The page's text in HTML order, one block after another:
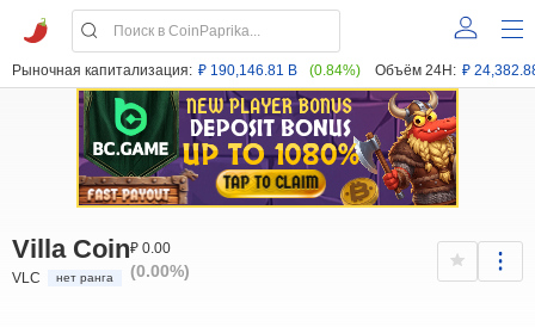
Рыночная капитализация: ₽ 190,146.81 B (0.84%) Объём 24H: ₽
Villa Coin
VLC нет ранга
₽ 0.00
(0.00%)